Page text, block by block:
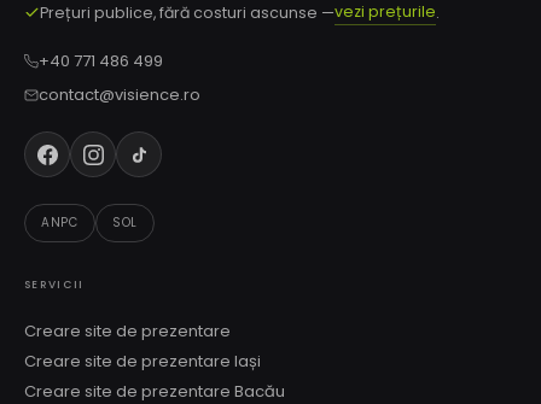
Prețuri publice, fără costuri ascunse —vezi prețurile.
+40 771 486 499
contact@visience.ro
ANPC SOL
SERVICII
Creare site de prezentare
Creare site de prezentare Iași
Creare site de prezentare Bacău